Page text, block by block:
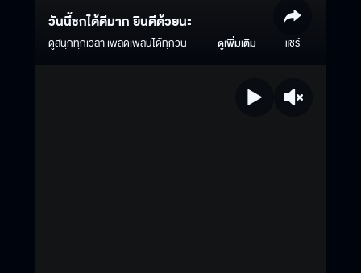
วันนี้ชกได้ดีมาก ยินดีด้วยนะ
ดูสนุกทุกเวลา เพลิดเพลินได้ทุกวัน ดูเพิ่มเติม แชร์